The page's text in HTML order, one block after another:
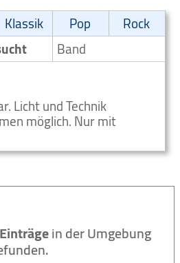
Klassik Pop
Rock
Band
Licht und Technik
möglich. Nur mit
in der Umgebung